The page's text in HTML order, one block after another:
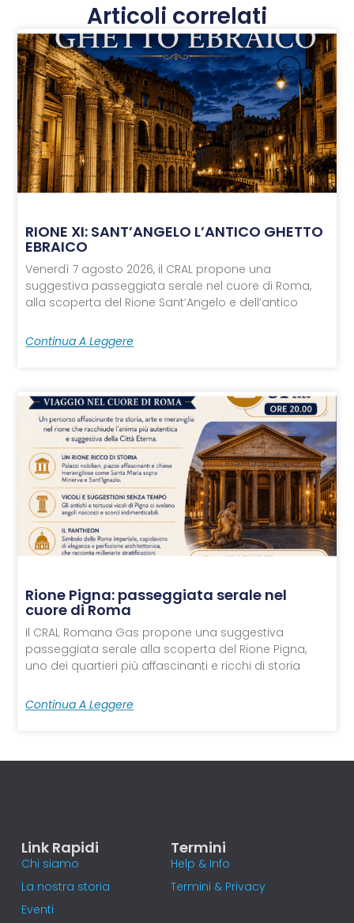
Articoli correlati
RIONE XI: SANT’ANGELO L’ANTICO GHETTO
EBRAICO
Venerdì 7 agosto 2026, il CRAL propone una
suggestiva passeggiata serale nel cuore di Roma,
alla scoperta del Rione Sant’Angelo e dell’antico
Continua A Leggere
Rione Pigna: passeggiata serale nel
cuore di Roma
Il CRAL Romana Gas propone una suggestiva
passeggiata serale alla scoperta del Rione Pigna,
uno dei quartieri più affascinanti e ricchi di storia
Continua A Leggere
Link Rapidi
Chi siamo
La nostra storia
Eventi
Termini
Help & Info
Termini & Privacy